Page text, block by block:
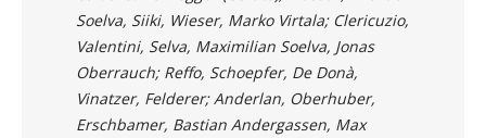
Soelva, Siiki, Wieser, Marko Virtala; Clericuzio,
Valentini, Selva, Maximilian Soelva, Jonas
Oberrauch; Reffo, Schoepfer, De Donà,
Vinatzer, Felderer; Anderlan, Oberhuber,
Erschbamer, Bastian Andergassen, Max